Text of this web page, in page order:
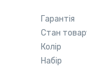
Гарантія
Стан
Колір
Набір